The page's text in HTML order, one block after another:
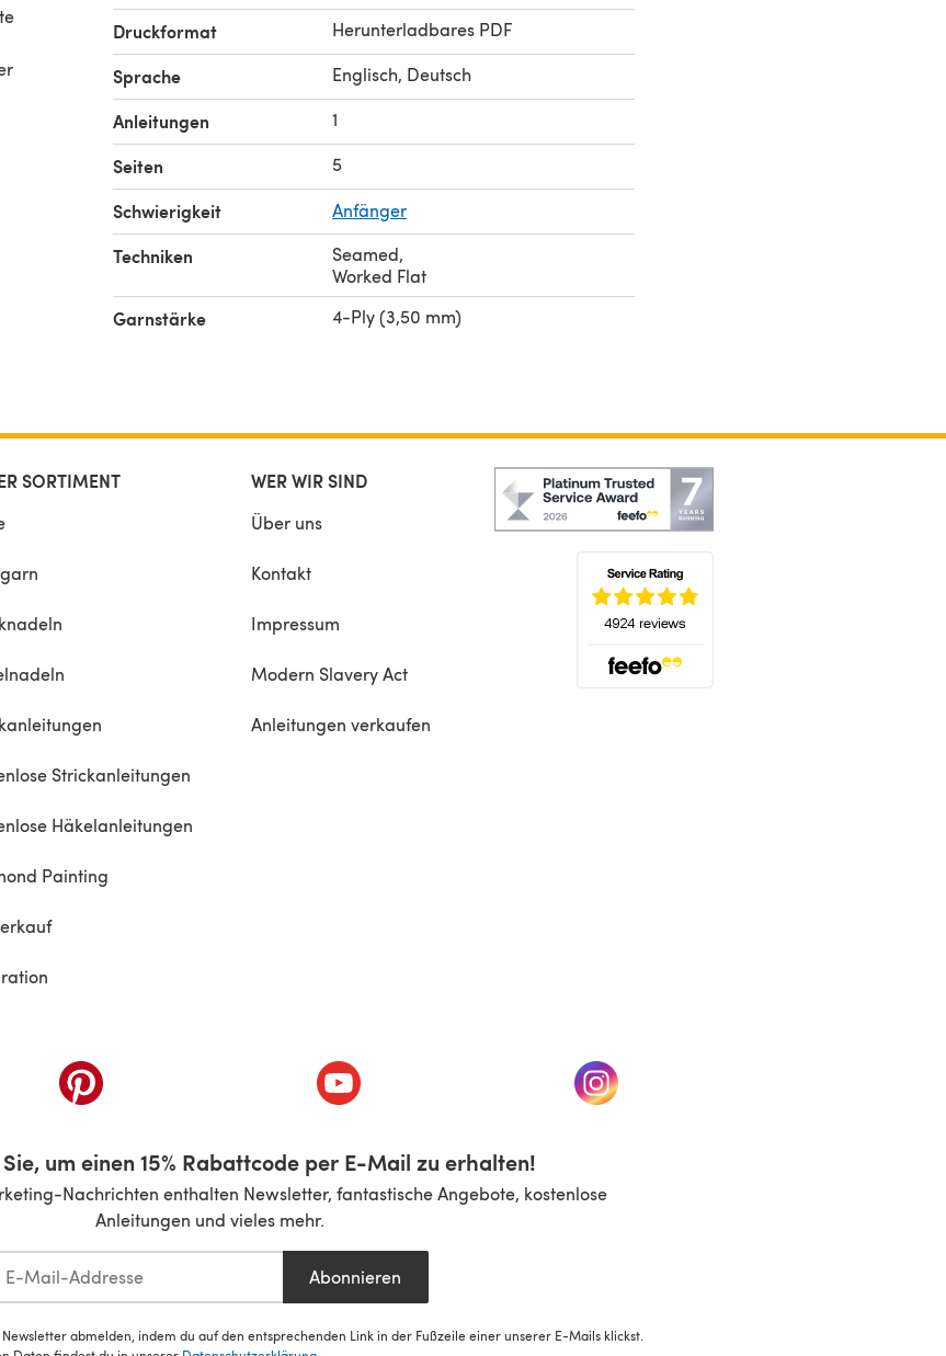
Druckformat Herunterladbares PDF
Sprache Englisch, Deutsch
Anleitungen 1
Seiten 5
Schwierigkeit Anfänger
Techniken Seamed,
Worked Flat
Garnstärke 4-Ply (3,50 mm)
SORTIMENT
Strickanleitungen
Häkelanleitungen
Painting
WER WIR SIND
Über uns
Kontakt
Impressum
Modern Slavery Act
Anleitungen verkaufen
Tab)(öffnet sich in einem neuen Tab)(öffnet sich in einem neuen Tab)(öffnet sich in einem neuen Tab)
um einen 15% Rabattcode per E-Mail zu erhalten!
Nachrichten enthalten Newsletter, fantastische Angebote, kostenlose
Anleitungen und vieles mehr.
Abonnieren
abmelden, indem du auf den entsprechenden Link in der Fußzeile einer unserer E-Mails klickst.